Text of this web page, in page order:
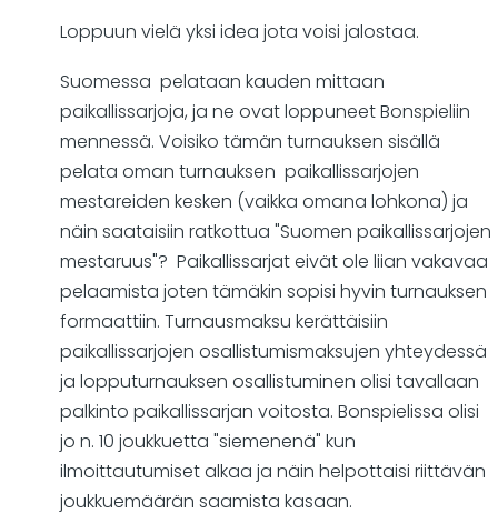
Loppuun vielä yksi idea jota voisi jalostaa.
Suomessa pelataan kauden mittaan
paikallissarjoja, ja ne ovat loppuneet Bonspieliin
mennessä. Voisiko tämän turnauksen sisällä
pelata oman turnauksen paikallissarjojen
mestareiden kesken (vaikka omana lohkona) ja
näin saataisiin ratkottua "Suomen paikallissarjojen
mestaruus"? Paikallissarjat eivät ole liian vakavaa
pelaamista joten tämäkin sopisi hyvin turnauksen
formaattiin. Turnausmaksu kerättäisiin
paikallissarjojen osallistumismaksujen yhteydessä
ja lopputurnauksen osallistuminen olisi tavallaan
palkinto paikallissarjan voitosta. Bonspielissa olisi
jo n. 10 joukkuetta "siemenenä" kun
ilmoittautumiset alkaa ja näin helpottaisi riittävän
joukkuemäärän saamista kasaan.